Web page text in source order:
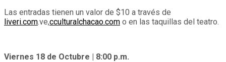
Las entradas tienen un valor de $10 a través de
liveri.com.ve,cculturalchacao.com o en las taquillas del teatro.
Viernes 18 de Octubre | 8:00 p.m.